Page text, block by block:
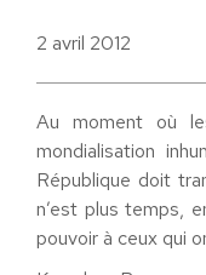
2 avril 2012
Au moment où
mondialisation
République doit
n’est plus temps,
pouvoir à ceux qui